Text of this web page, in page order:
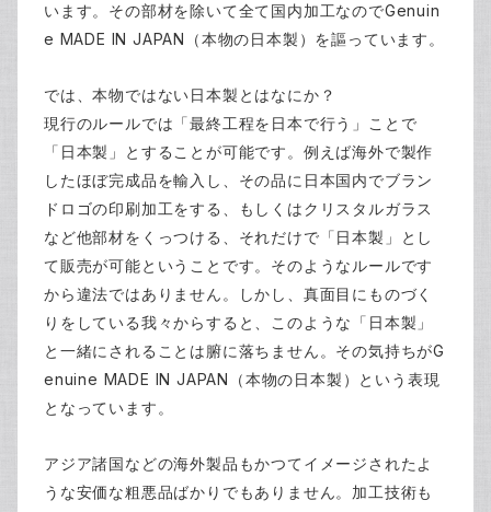
います。その部材を除いて全て国内加工なのでGenuin
e MADE IN JAPAN
（本物の日本製）を謳っています。
では、本物ではない日本製とはなにか？
現行のルールでは「最終工程を日本で行う」ことで
「日本製」とすることが可能です。例えば海外で製作
したほぼ完成品を輸入し、その品に日本国内でブラン
ドロゴの印刷加工をする、もしくはクリスタルガラス
など他部材をくっつける、それだけで「日本製」とし
て販売が可能ということです。そのようなルールです
から違法ではありません。しかし、真面目にものづく
りをしている我々からすると、このような「日本製」
と一緒にされることは腑に落ちません。その気持ちがG
enuine MADE IN JAPAN
（本物の日本製）という表現
となっています。
アジア諸国などの海外製品もかつてイメージされたよ
うな安価な粗悪品ばかりでもありません。加工技術も